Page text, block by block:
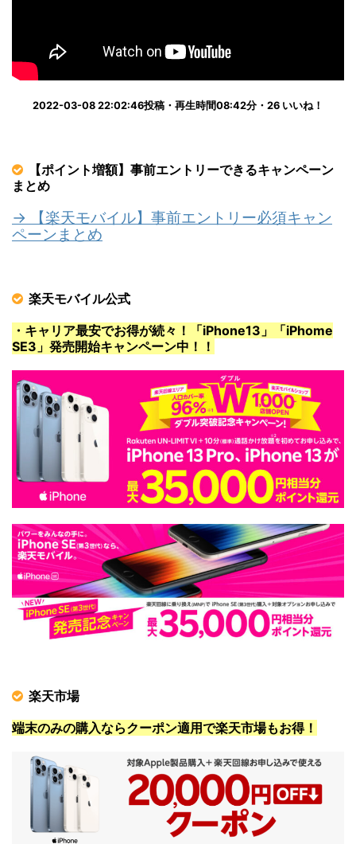
2022-03-08 22:02:46投稿・再生時間08:42分・26 いいね！
【ポイント増額】事前エントリーできるキャンペーン
まとめ
→ 【楽天モバイル】事前エントリー必須キャン
ペーンまとめ
楽天モバイル公式
・キャリア最安でお得が続々！「iPhone13」「iPhome
SE3」発売開始キャンペーン中！！
楽天市場
端末のみの購入ならクーポン適用で楽天市場もお得！